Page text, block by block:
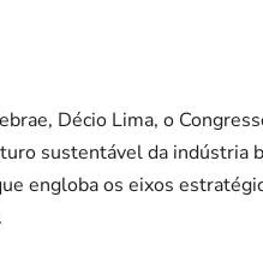
Décio Lima, o
sustentável da indústria
engloba os eixos